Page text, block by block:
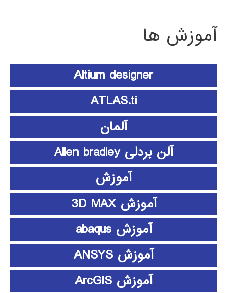
آموزش ها
Altium designer
ATLAS.ti
آلمان
آلن بردلی Allen bradley
آموزش
آموزش 3D MAX
آموزش abaqus
آموزش ANSYS
آموزش ArcGIS